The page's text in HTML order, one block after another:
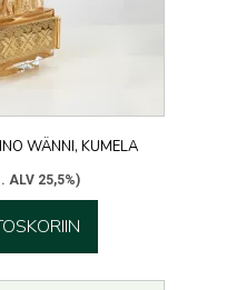
WÄNNI, KUMELA
ALV 25,5%)